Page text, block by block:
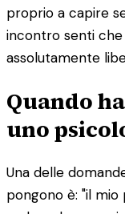
proprio a capire
incontro senti che
assolutamente
Quando
uno
Una delle
pongono è: "il